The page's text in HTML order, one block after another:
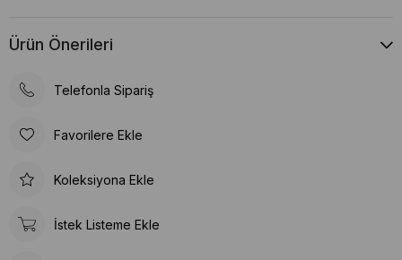
Ürün Önerileri
Telefonla Sipariş
Favorilere Ekle
Koleksiyona Ekle
İstek Listeme Ekle